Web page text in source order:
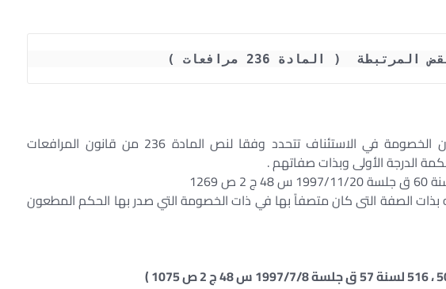
( المادة 236 مرافعات )
المقرر – في قضاء هذه المحكمة – أن الخصومة في الاستئناف تتحدد وفقا لنص المادة 236 من قانون المرافعات
الدرجة الأولى وبذات صفاتهم .
الصفة التى كان متصفاً بها في ذات الخصومة التي صدر بها الحكم المطعون